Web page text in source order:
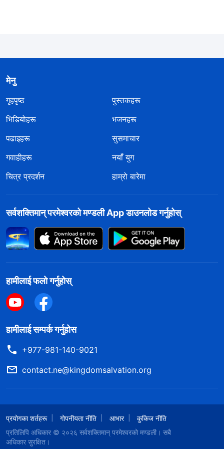
कहिल्यै परिवर्तन नहुने सृष्टिकर्ताको अख्‍तियारको महत्त्वपूर्ण प्रतिबिम्ब
हो। के यो सृष्टिकर्ताको अद्वितीय अख्‍तियारको अर्को पक्षको प्रदर्शन
मेनु
गृहपृष्ठ
पुस्तकहरू
भिडियोहरू
भजनहरू
पढाइहरू
सुसमाचार
गवाहीहरू
नयाँ युग
चित्र प्रदर्शन
हाम्रो बारेमा
सर्वशक्तिमान्‌ परमेश्‍वरको मण्डली App डाउनलोड गर्नुहोस्
हामीलाई फलो गर्नुहोस्
हामीलाई सम्पर्क गर्नुहोस
+977-981-140-9021
contact.ne@kingdomsalvation.org
प्रयोगका शर्तहरू गोपनीयता नीति आभार
कुकिज नीति
प्रतिलिपि अधिकार © २०२६ सर्वशक्तिमान्‌ परमेश्‍वरको मण्डली । सबै
अधिकार सुरक्षित।